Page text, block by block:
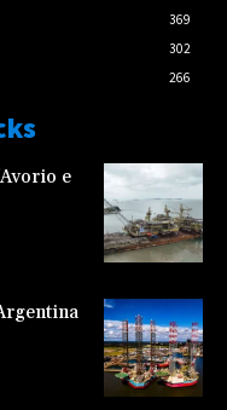
369
302
266
e